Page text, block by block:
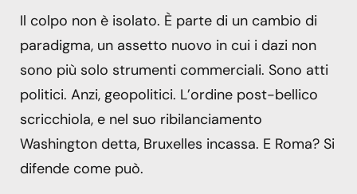
Il colpo non è isolato. È parte di un cambio di
paradigma, un assetto nuovo in cui i dazi non
sono più solo strumenti commerciali. Sono atti
politici. Anzi, geopolitici. L’ordine post-bellico
scricchiola, e nel suo ribilanciamento
Washington detta, Bruxelles incassa. E Roma? Si
difende come può.